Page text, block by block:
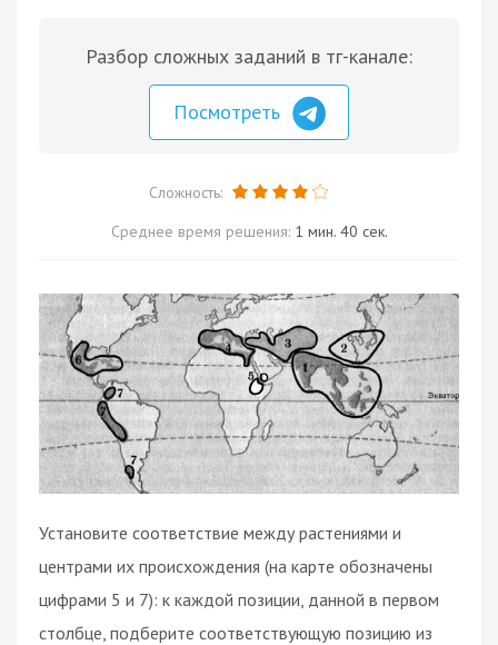
Разбор сложных заданий в тг-канале:
Посмотреть
Сложность:
Среднее время решения: 1 мин. 40 сек.
Установите соответствие между растениями и
центрами их происхождения (на карте обозначены
цифрами 5 и 7): к каждой позиции, данной в первом
столбце, подберите соответствующую позицию из